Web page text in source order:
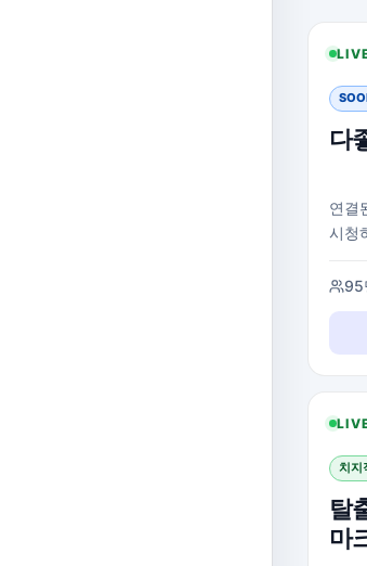
다
연결
시청
95
치지
탈
마